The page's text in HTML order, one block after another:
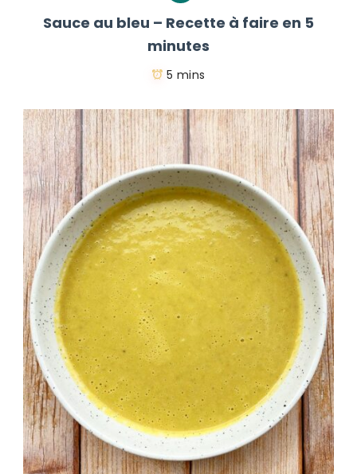
Sauce au bleu – Recette à faire en 5
minutes
5 mins